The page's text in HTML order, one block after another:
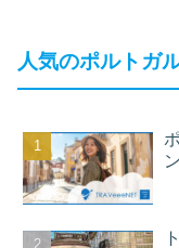
人気のポルトガ